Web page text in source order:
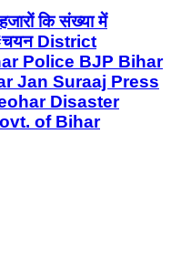
कि संख्या में
District
Police BJP Bihar
Jan Suraaj Press
Disaster
of Bihar